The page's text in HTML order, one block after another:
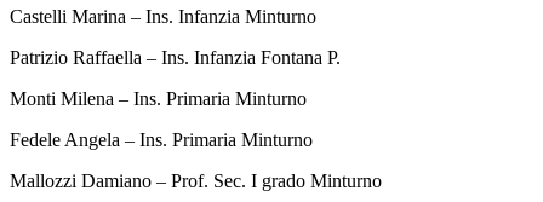
Castelli Marina – Ins. Infanzia Minturno
Patrizio Raffaella – Ins. Infanzia Fontana P.
Monti Milena – Ins. Primaria Minturno
Fedele Angela – Ins. Primaria Minturno
Mallozzi Damiano – Prof. Sec. I grado Minturno